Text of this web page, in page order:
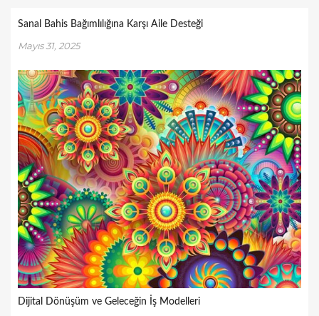
Sanal Bahis Bağımlılığına Karşı Aile Desteği
Mayıs 31, 2025
Dijital Dönüşüm ve Geleceğin İş Modelleri